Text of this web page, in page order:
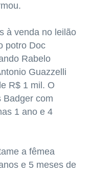
à venda no leilão
potro Doc
Rabelo
Guazzelli
R$ 1 mil. O
Badger com
1 ano e 4
a fêmea
e 5 meses de